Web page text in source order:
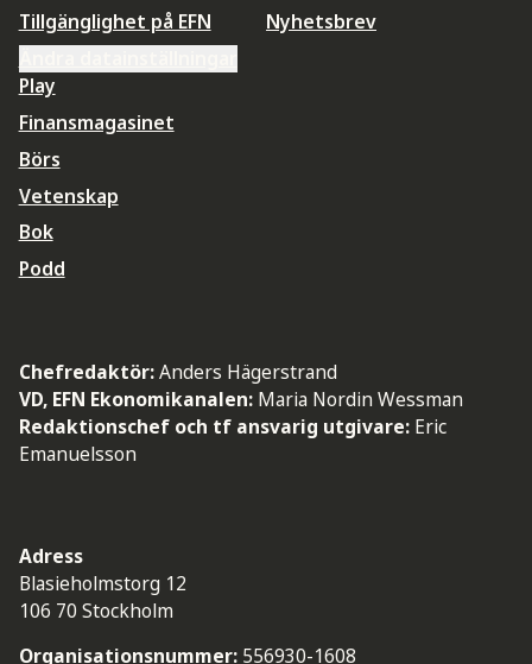
Tillgänglighet på EFN
Nyhetsbrev
Play
Finansmagasinet
Börs
Vetenskap
Bok
Podd
Chefredaktör:Anders Hägerstrand
VD, EFN Ekonomikanalen: Maria Nordin Wessman
Redaktionschef och tf ansvarig utgivare: Eric
Emanuelsson
Adress
Blasieholmstorg 12
106 70 Stockholm
Organisationsnummer: 556930-1608